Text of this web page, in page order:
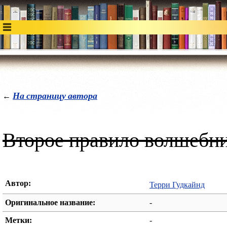
← На страницу автора
Второе правило
Автор: Терри Гудкайнд
Оригинальное название: -
Метки: -